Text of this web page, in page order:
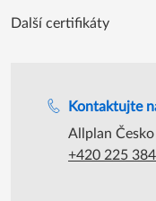
Kontaktujte
Allplan Česko
+420 225
Další certifikáty